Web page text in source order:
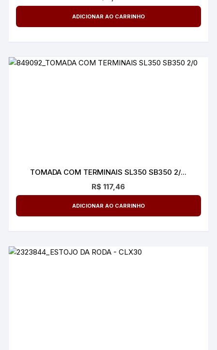
ADICIONAR AO CARRINHO
TOMADA COM TERMINAIS SL350 SB350 2/...
R$ 117,46
ADICIONAR AO CARRINHO